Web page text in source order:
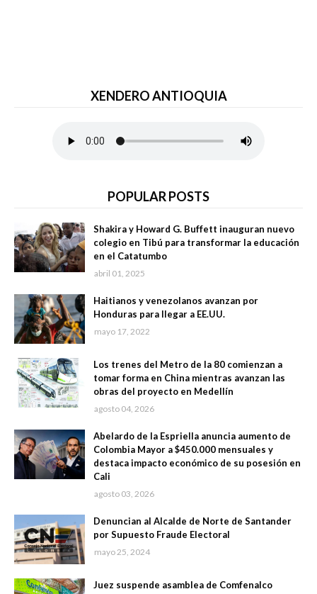
XENDERO ANTIOQUIA
POPULAR POSTS
Shakira y Howard G. Buffett inauguran nuevo
colegio en Tibú para transformar la educación
en el Catatumbo
abril 01, 2025
Haitianos y venezolanos avanzan por
Honduras para llegar a EE.UU.
mayo 17, 2022
Los trenes del Metro de la 80 comienzan a
tomar forma en China mientras avanzan las
obras del proyecto en Medellín
agosto 04, 2026
Abelardo de la Espriella anuncia aumento de
Colombia Mayor a $450.000 mensuales y
destaca impacto económico de su posesión en
Cali
agosto 03, 2026
Denuncian al Alcalde de Norte de Santander
por Supuesto Fraude Electoral
mayo 25, 2024
Juez suspende asamblea de Comfenalco